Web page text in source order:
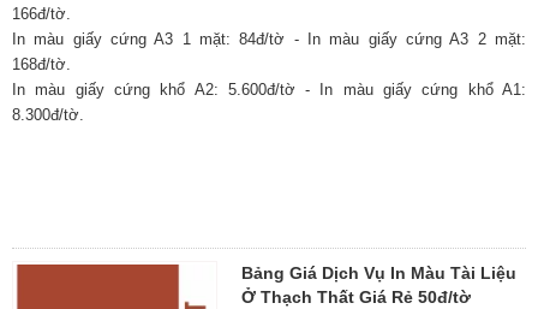
166đ/tờ.
In màu giấy cứng A3 1 mặt: 84đ/tờ - In màu giấy cứng A3 2 mặt:
168đ/tờ.
In màu giấy cứng khổ A2: 5.600đ/tờ - In màu giấy cứng khổ A1:
8.300đ/tờ.
Bảng Giá Dịch Vụ In Màu Tài Liệu
Ở Thạch Thất Giá Rẻ 50đ/tờ